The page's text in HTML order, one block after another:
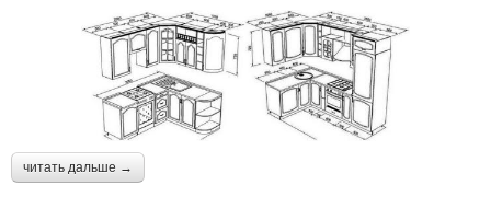
читать дальше →